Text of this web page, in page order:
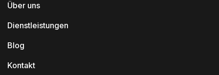
Über uns
Dienstleistungen
Blog
Kontakt